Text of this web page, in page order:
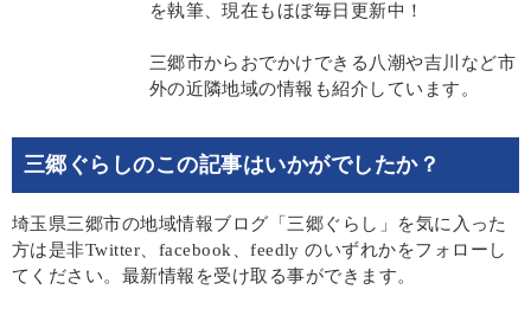
を執筆、現在もほぼ毎日更新中！
三郷市からおでかけできる八潮や吉川など市
外の近隣地域の情報も紹介しています。
三郷ぐらしのこの記事はいかがでしたか？
埼玉県三郷市の地域情報ブログ「三郷ぐらし」を気に入った
方は是非Twitter、facebook、feedly のいずれかをフォローし
てください。最新情報を受け取る事ができます。